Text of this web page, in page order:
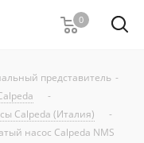
0
представитель -
-
Calpeda (Италия)
-
насос Calpeda NMS